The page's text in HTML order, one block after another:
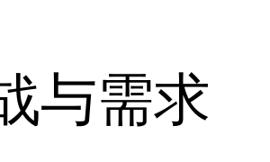
与需求